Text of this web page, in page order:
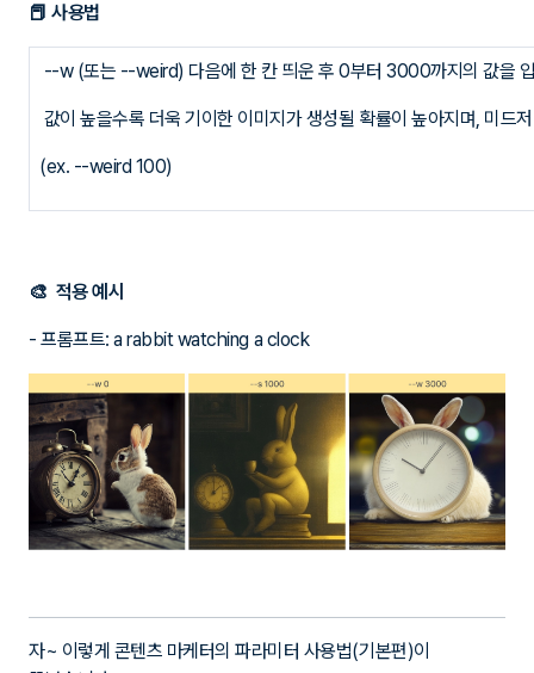
📕 사용법
--w (또는 --weird) 다음에 한 칸 띄운 후 0부터 3000까지의 값을
값이 높을수록 더욱 기이한 이미지가 생성될 확률이 높아지며, 미드
(ex. --weird 100)
🎨 적용 예시
- 프롬프트: a rabbit watching a clock
자~ 이렇게 콘텐츠 마케터의 파라미터 사용법(기본편)이